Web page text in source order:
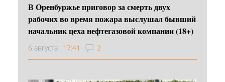
В Оренбуржье приговор за смерть двух
рабочих во время пожара выслушал бывший
начальник цеха нефтегазовой компании (18+)
6 августа 17:41 2